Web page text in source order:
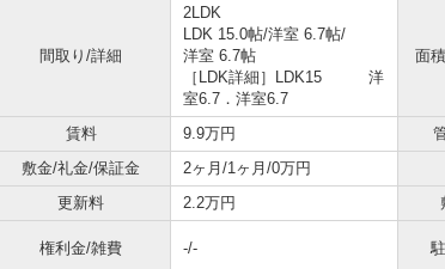
間取り/詳細
2LDK
LDK 15.0帖/洋室 6.7帖/
洋室 6.7帖
［LDK詳細］LDK15 洋
室6.7．洋室6.7
面
賃料 9.9万円
敷金/礼金/保証金
2ヶ月/1ヶ月/0万円
更新料
2.2万円
権利金/雑費 -/-